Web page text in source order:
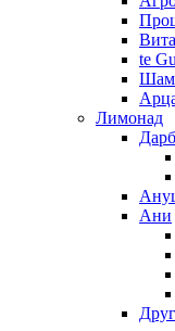
te
Лимонад
Ани